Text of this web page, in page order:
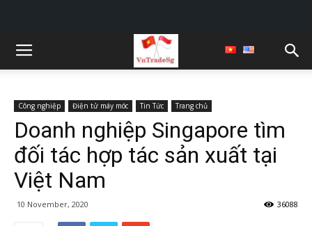
Công nghiệp Điện tử máy móc Tin Tức Trang chủ
Doanh nghiệp Singapore tìm
đối tác hợp tác sản xuất tại
Việt Nam
10 November, 2020 36088